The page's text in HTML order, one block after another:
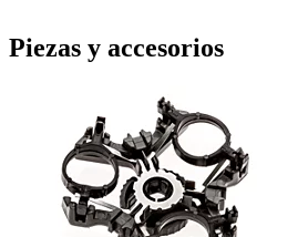
Piezas y accesorios